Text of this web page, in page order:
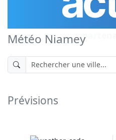
Météo Niamey
Prévisions